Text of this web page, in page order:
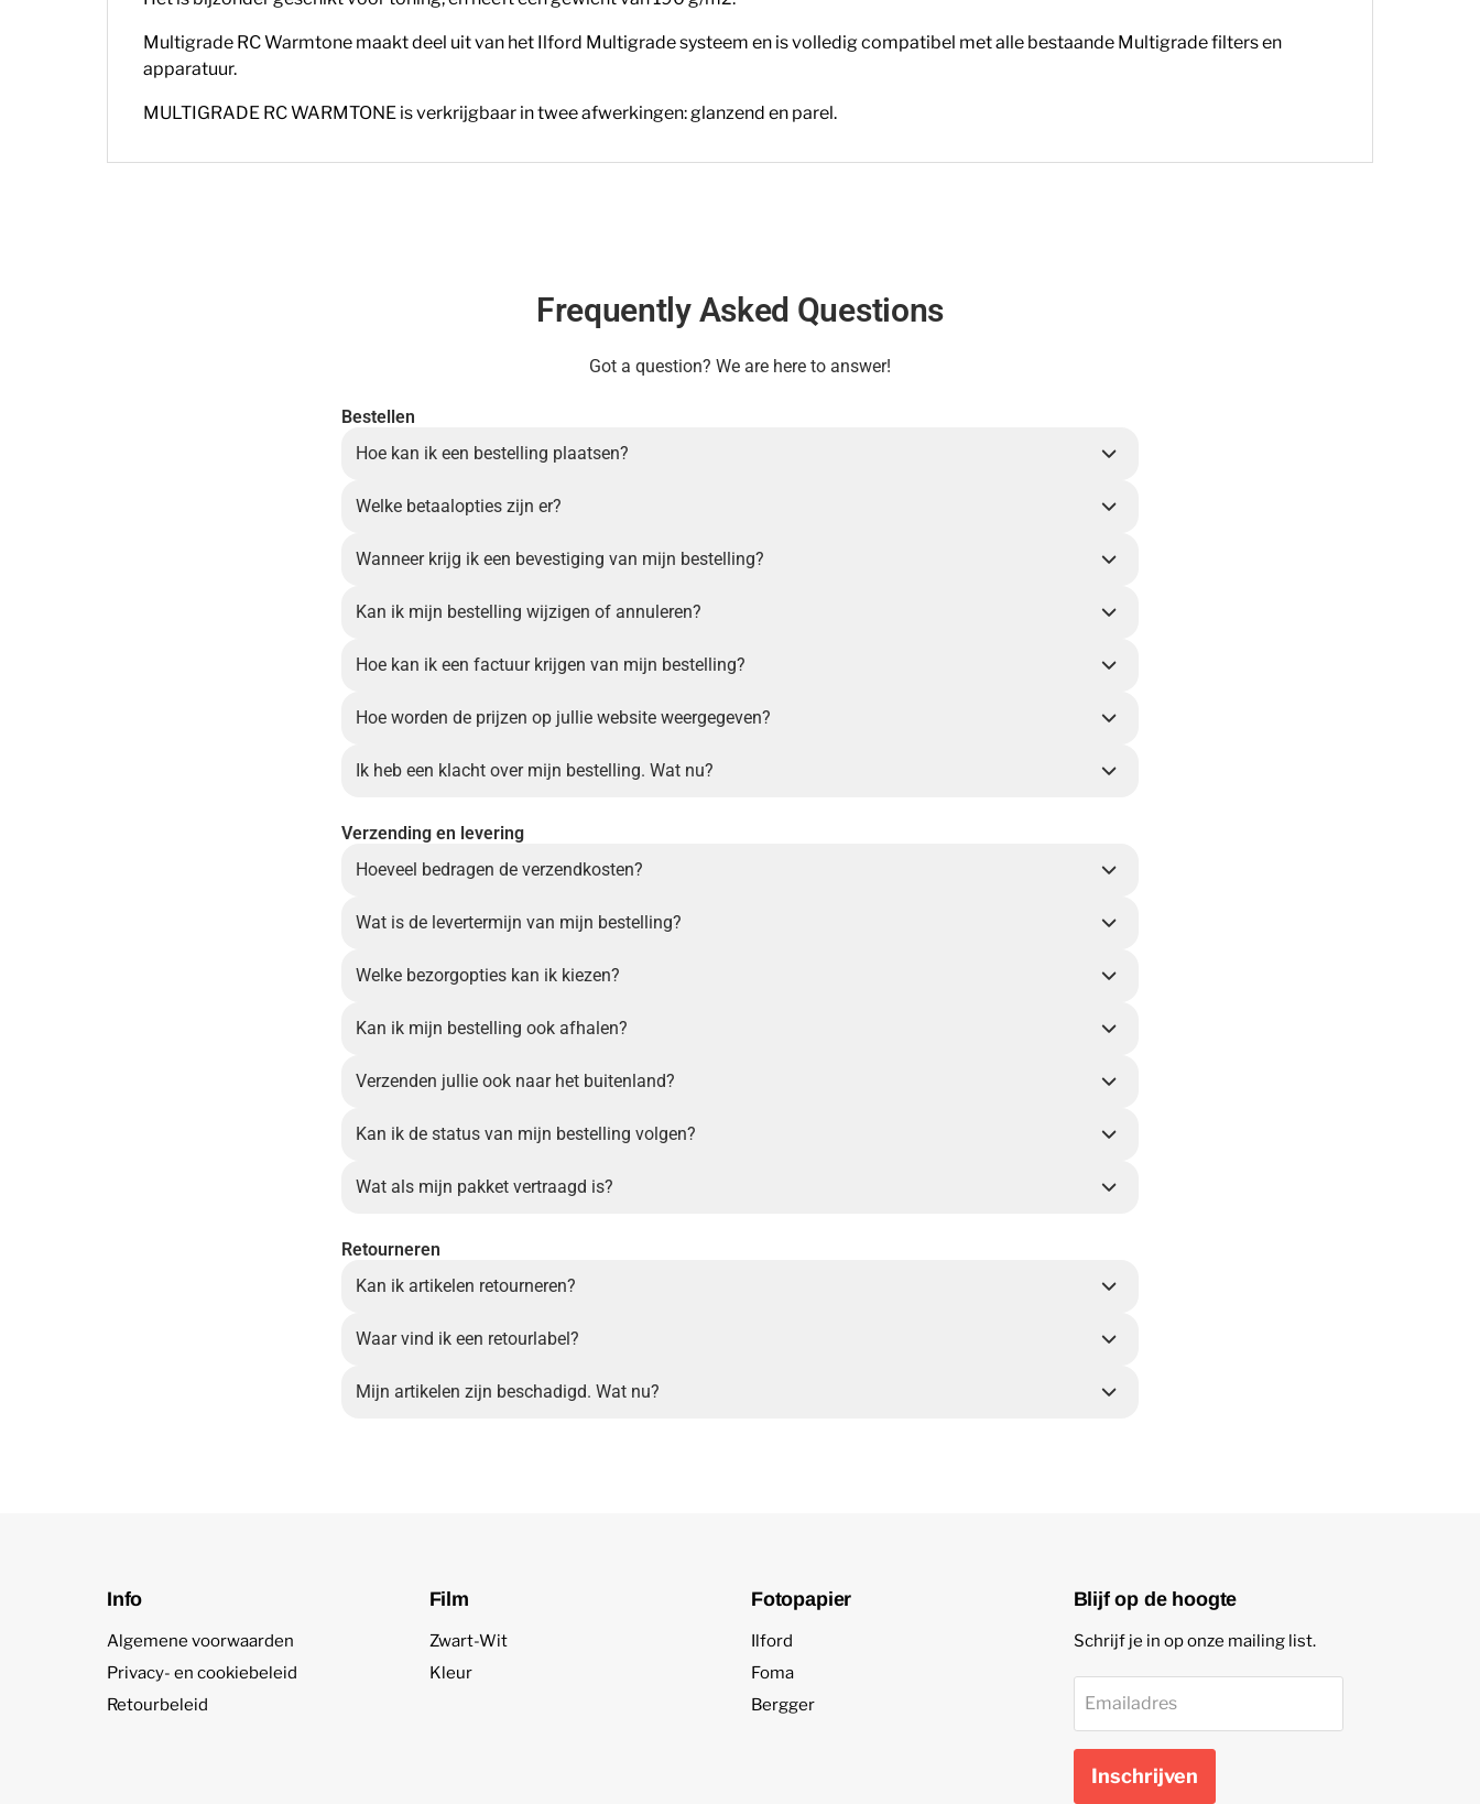
Multigrade RC Warmtone maakt deel uit van het Ilford Multigradesysteem en is volledig compatibel met alle bestaande Multigradefilters en
apparatuur.
MULTIGRADE RC WARMTONE is verkrijgbaar in tweeafwerkingen: glanzend en parel.
Frequently Asked Questions
Got a question? We are here to answer!
Bestellen
Hoe kan ik een bestelling plaatsen?
Welke betaalopties zijn er?
Wanneer krijg ik een bevestiging van mijn bestelling?
Kan ik mijn bestelling wijzigen of annuleren?
Hoe kan ik een factuur krijgen van mijn bestelling?
Hoe worden de prijzen op jullie website weergegeven?
Ik heb een klacht over mijn bestelling. Wat nu?
Verzending en levering
Hoeveel bedragen de verzendkosten?
Wat is de levertermijn van mijn bestelling?
Welke bezorgopties kan ik kiezen?
Kan ik mijn bestelling ook afhalen?
Verzenden jullie ook naar het buitenland?
Kan ik de status van mijn bestelling volgen?
Wat als mijn pakket vertraagd is?
Retourneren
Kan ik artikelen retourneren?
Waar vind ik een retourlabel?
Mijn artikelen zijn beschadigd. Wat nu?
Info
Algemene voorwaarden
Privacy- en cookiebeleid
Retourbeleid
Film
Zwart-Wit
Kleur
Fotopapier
Ilford
Foma
Bergger
Blijf op de hoogte
Schrijf je in op onze mailing list.
Emailadres
Inschrijven